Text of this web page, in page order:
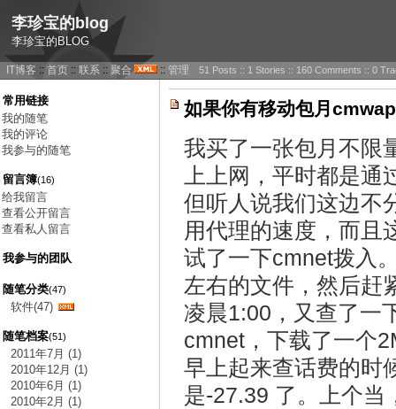
李珍宝的blog
李珍宝的BLOG
IT博客 :: 首页 :: 联系 :: 聚合 :: 管理 51 Posts :: 1 Stories :: 160 Comments :: 0
常用链接
我的随笔
我的评论
我参与的随笔
留言簿(16)
给我留言
查看公开留言
查看私人留言
我参与的团队
随笔分类(47)
软件(47)
随笔档案(51)
2011年7月 (1)
2010年12月 (1)
2010年6月 (1)
2010年2月 (1)
如果你有移动包月
我买了一张包月不限
上上网，平时都是
但听人说我们这边不
用代理的速度，而且
试了一下cmnet拨入
左右的文件，然后赶
凌晨1:00，又查了一
cmnet，下载了一个
早上起来查话费的时
是-27.39 了。上个当